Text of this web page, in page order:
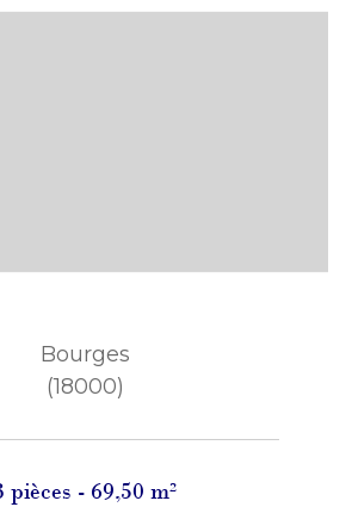
Bourges
(18000)
pièces - 69,50 m²